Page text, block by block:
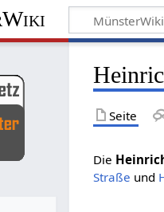
Seite
Die
Straße und